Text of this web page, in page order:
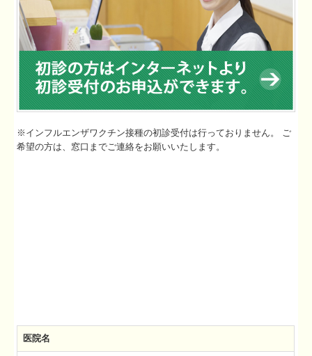
※インフルエンザワクチン接種の初診受付は行っておりません。 ご
希望の方は、窓口までご連絡をお願いいたします。
医院名